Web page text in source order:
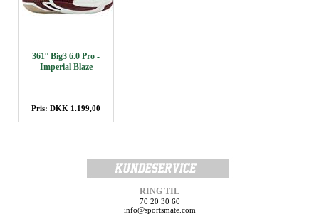
361° Big3 6.0 Pro -
Imperial Blaze
Pris: DKK 1.199,00
RING TIL
70 20 30 60
info@sportsmate.com